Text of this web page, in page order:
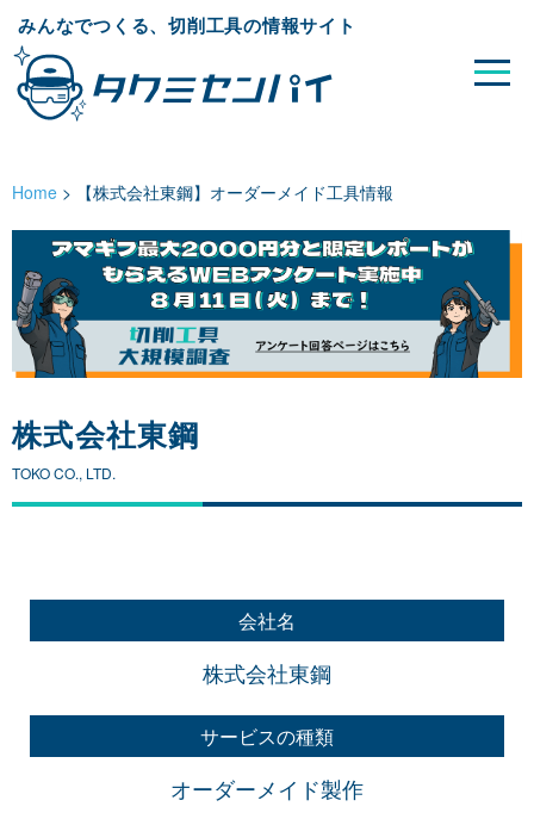
みんなでつくる、切削工具の情報サイト
Home > 【株式会社東鋼】オーダーメイド工具情報
株式会社東鋼
TOKO CO., LTD.
会社名
株式会社東鋼
サービスの種類
オーダーメイド製作